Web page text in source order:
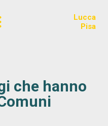
Lucca
Pisa
che hanno